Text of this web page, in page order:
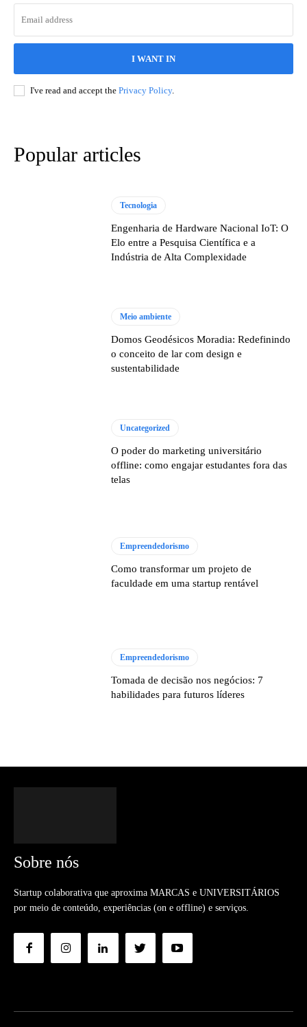
I WANT IN
I've read and accept the Privacy Policy.
Popular articles
Tecnologia
Engenharia de Hardware Nacional IoT: O
Elo entre a Pesquisa Científica e a
Indústria de Alta Complexidade
Meio ambiente
Domos Geodésicos Moradia: Redefinindo
o conceito de lar com design e
sustentabilidade
Uncategorized
O poder do marketing universitário
offline: como engajar estudantes fora das
telas
Empreendedorismo
Como transformar um projeto de
faculdade em uma startup rentável
Empreendedorismo
Tomada de decisão nos negócios: 7
habilidades para futuros líderes
Sobre nós
Startup colaborativa que aproxima MARCAS e UNIVERSITÁRIOS
por meio de conteúdo, experiências (on e offline) e serviços.